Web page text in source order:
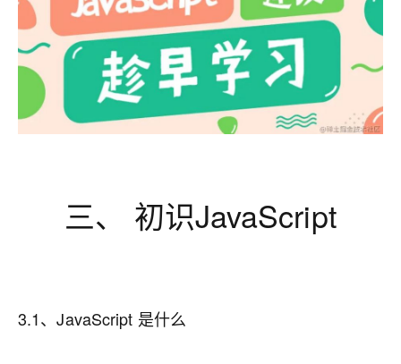
三、 初识JavaScript
3.1、JavaScript 是什么